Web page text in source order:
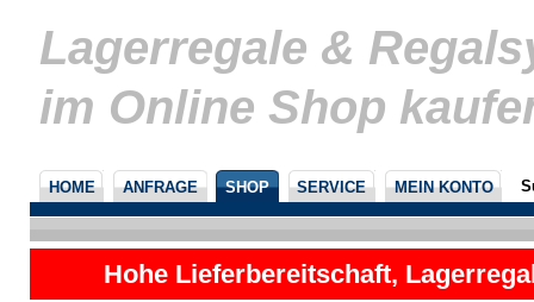
Lagerregale &
im Online Shop
HOME ANFRAGE SHOP SERVICE MEIN KONTO
Hohe Lieferbereitschaft,